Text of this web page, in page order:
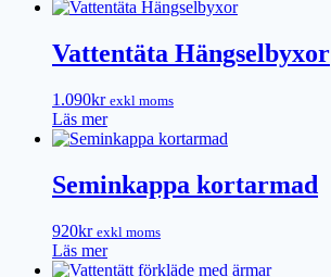
Vattentäta Hängselbyxor
1.090kr exkl moms
Läs mer
Seminkappa kortarmad
920kr exkl moms
Läs mer